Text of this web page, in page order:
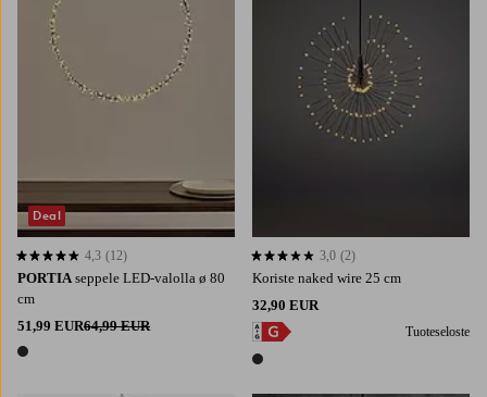
PORTIA seppele LED-valolla ø 80
cm
51,99 EUR64,99 EUR
1 väri
4,3 perustuen 12 arvosanaan
4,3 (12)
Deal
Koriste naked wire 25 cm
32,90 EUR
Tuoteseloste
1 väri
3,0 perustuen 2 arvosanaan
3,0 (2)